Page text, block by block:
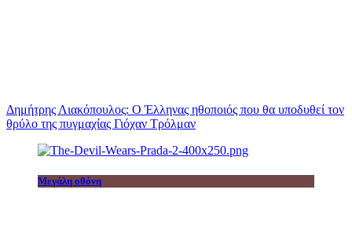
Δημήτρης Λιακόπουλος: Ο Έλληνας ηθοποιός που θα υποδυθεί τον
θρύλο της πυγμαχίας Γιόχαν Τρόλμαν
Μεγάλη οθόνη